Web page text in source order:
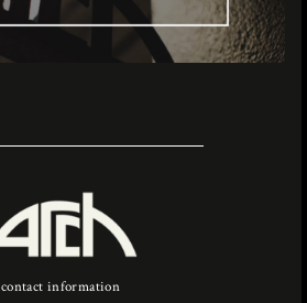
contact information